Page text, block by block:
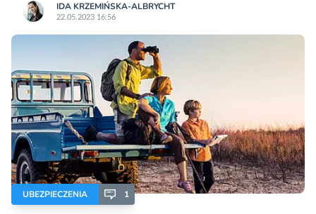
IDA KRZEMIŃSKA-ALBRYCHT
22.05.2023 16:56
UBEZPIECZENIA 1